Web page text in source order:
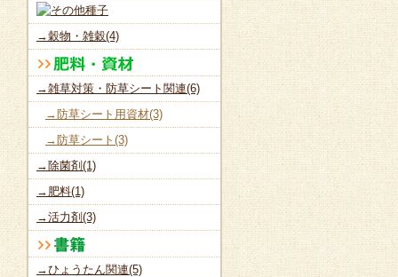
→穀物・雑穀(4)
→雑草対策・防草シート関連(6)
→防草シート用資材(3)
→防草シート(3)
→除菌剤(1)
→肥料(1)
→活力剤(3)
→ひょうたん関連(5)